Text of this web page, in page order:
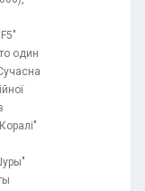
один